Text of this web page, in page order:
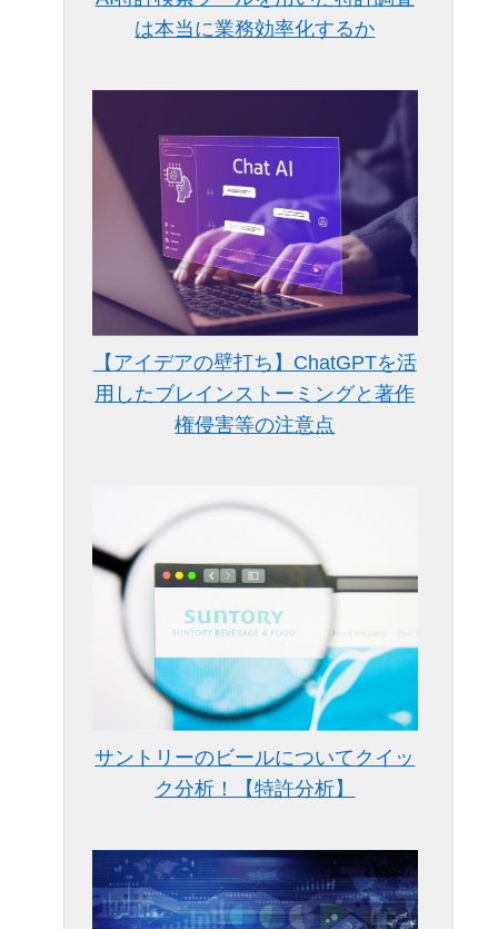
は本当に業務効率化するか
【アイデアの壁打ち】ChatGPTを活
用したブレインストーミングと著作
権侵害等の注意点
サントリーのビールについてクイッ
ク分析！【特許分析】